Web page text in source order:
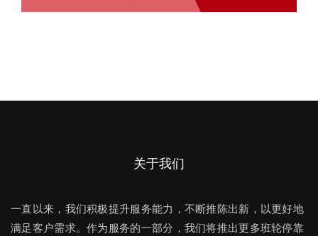
关于我们
一直以来，我们积极提升服务能力，不断推陈出新，以更好地
满足客户需求。作为服务的一部分，我们将推出更多班轮停靠